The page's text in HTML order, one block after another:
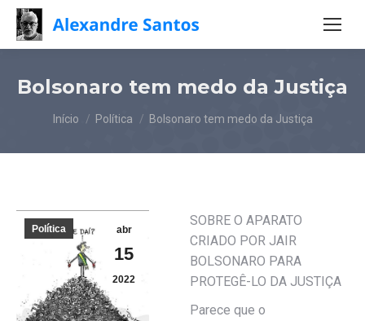
Bolsonaro tem medo da Justiça
Você está aqui:
Início Política Bolsonaro tem medo da Justiça
abr
15
2022
Política
SOBRE O APARATO
CRIADO POR JAIR
BOLSONARO PARA
PROTEGÊ-LO DA JUSTIÇA
Parece que o